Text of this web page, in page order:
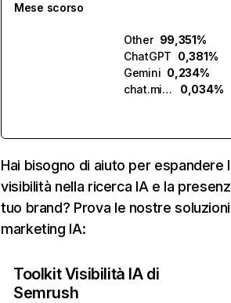
Mese scorso
Other 99,351%
ChatGPT 0,381%
Gemini 0,234%
chat.mistral.ai
0,034%
Hai bisogno di aiuto per espandere
visibilità nella ricerca IA e la
tuo brand? Prova le nostre
marketing IA:
Toolkit Visibilità IA di
Semrush